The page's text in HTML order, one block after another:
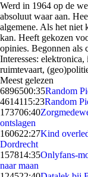
Werd in 1964 op de
absoluut waar aan.
algemene. Als het niet
kan. Heeft gekozen
opinies. Begonnen als
Interesses:
ruimtevaart,
Meest gelezen
6896500:35Random
4614115:23Random
173706:40
ontslagen
160622:27Kind
Dordrecht
157814:35Onlyfans-
naar maan